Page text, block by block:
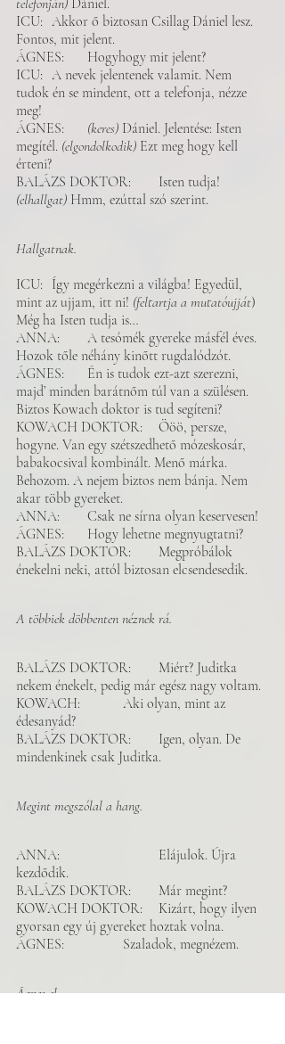
telefonján) Dániel.
ICU: 	Akkor ő biztosan Csillag Dániel lesz.
Fontos, mit jelent.
ÁGNES: 	Hogyhogy mit jelent?
ICU: 	A nevek jelentenek valamit. Nem
tudok én se mindent, ott a telefonja, nézze
meg!
(keres) Dániel. Jelentése: Isten
megítél. (elgondolkodik) Ezt meg hogy kell
érteni?
BALÁZS DOKTOR: 	Isten tudja!
(elhallgat) Hmm, ezúttal szó szerint.
Hallgatnak.
ICU: 	Így megérkezni a világba! Egyedül,
mint az ujjam, itt ni! (feltartja a mutatóujját)
Még ha Isten tudja is…
ANNA: 	A tesómék gyereke másfél éves.
Hozok tőle néhány kinőtt rugdalódzót.
ÁGNES: 	Én is tudok ezt-azt szerezni,
majd’ minden barátnőm túl van a szülésen.
Biztos Kowach doktor is tud segíteni?
KOWACH DOKTOR: 	Ööö, persze,
hogyne. Van egy szétszedhető mózeskosár,
babakocsival kombinált. Menő márka.
Behozom. A nejem biztos nem bánja. Nem
akar több gyereket.
ANNA: 	Csak ne sírna olyan keservesen!
ÁGNES: 	Hogy lehetne megnyugtatni?
BALÁZS DOKTOR: 	Megpróbálok
énekelni neki, attól biztosan elcsendesedik.
A többiek döbbenten néznek rá.
BALÁZS DOKTOR: 	Miért? Juditka
nekem énekelt, pedig már egész nagy voltam.
KOWACH:		Aki olyan, mint az
édesanyád?
BALÁZS DOKTOR: 	Igen, olyan. De
mindenkinek csak Juditka.
Megint megszólal a hang.
ANNA: 			Elájulok. Újra
kezdődik.
BALÁZS DOKTOR: 	Már megint?
KOWACH DOKTOR: 	Kizárt, hogy ilyen
gyorsan egy új gyereket hoztak volna.
ÁGNES: 		Szaladok, megnézem.
Ágnes el.